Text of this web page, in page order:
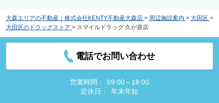
大森エリアの不動産｜株式会社KENTY不動産大森店 > 周辺施設案内 > 大田区 >
大田区のドラッグストア > スマイルドラッグ 久が原店
電話でお問い合わせ
営業時間：
09:00～18:00
定休日：
年末年始